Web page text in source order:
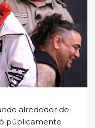
alrededor de
públicamente